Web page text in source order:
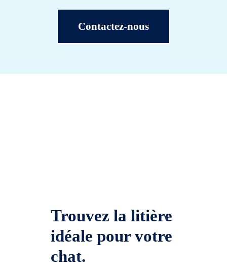
Contactez-nous
Trouvez la litière
idéale pour votre
chat.